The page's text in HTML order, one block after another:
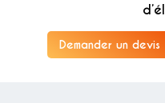
Demander un devis